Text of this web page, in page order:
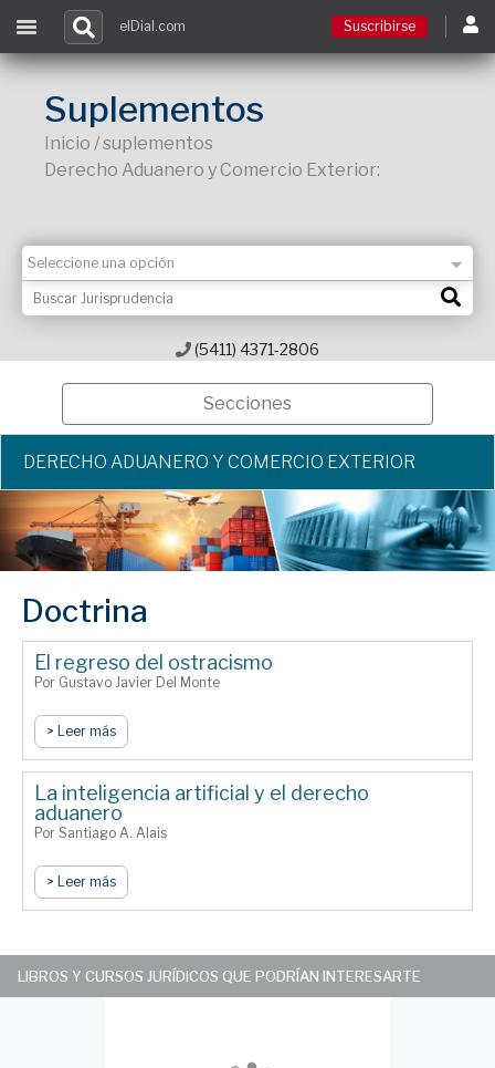
Ingresar
elDial.com Suscribirse
Suplementos
Inicio / suplementos
Derecho Aduanero y Comercio Exterior:
(5411) 4371-2806
Secciones
DERECHO ADUANERO Y COMERCIO EXTERIOR
Doctrina
El regreso del ostracismo
Por Gustavo Javier Del Monte
> Leer más
La inteligencia artificial y el derecho
aduanero
Por Santiago A. Alais
> Leer más
LIBROS Y CURSOS JURÍDICOS QUE PODRÍAN INTERESARTE